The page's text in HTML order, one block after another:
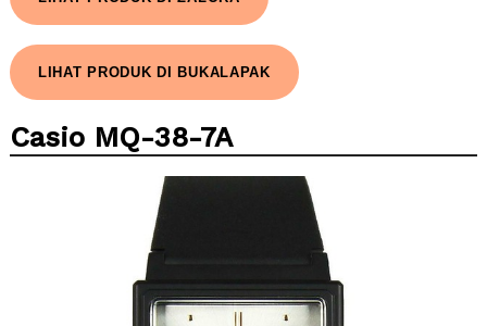
LIHAT PRODUK DI BUKALAPAK
Casio MQ-38-7A